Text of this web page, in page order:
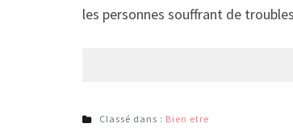
les personnes souffrant de
Classé dans : Bien etre